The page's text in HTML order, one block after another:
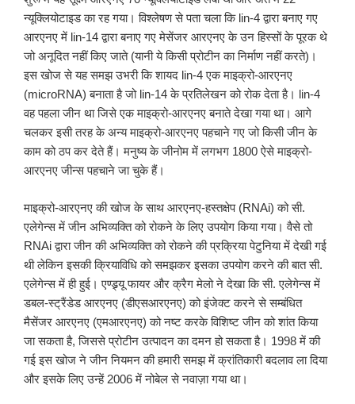
न्यूक्लियोटाइड का रह गया। विश्लेषण से पता चला कि lin-4 द्वारा बनाए गए
आरएनए में lin-14 द्वारा बनाए गए मेसेंजर आरएनए के उन हिस्सों के पूरक थे
जो अनूदित नहीं किए जाते (यानी ये किसी प्रोटीन का निर्माण नहीं करते)।
इस खोज से यह समझ उभरी कि शायद lin-4 एक माइक्रो-आरएनए
(microRNA) बनाता है जो lin-14 के प्रतिलेखन को रोक देता है। lin-4
वह पहला जीन था जिसे एक माइक्रो-आरएनए बनाते देखा गया था। आगे
चलकर इसी तरह के अन्य माइक्रो-आरएनए पहचाने गए जो किसी जीन के
काम को ठप कर देते हैं। मनुष्य के जीनोम में लगभग 1800 ऐसे माइक्रो-
आरएनए जीन्स पहचाने जा चुके हैं।
माइक्रो-आरएनए की खोज के साथ आरएनए-हस्तक्षेप (RNAi) को सी.
एलेगेन्स में जीन अभिव्यक्ति को रोकने के लिए उपयोग किया गया। वैसे तो
RNAi द्वारा जीन की अभिव्यक्ति को रोकने की प्रक्रिया पेटुनिया में देखी गई
थी लेकिन इसकी क्रियाविधि को समझकर इसका उपयोग करने की बात सी.
एलेगेन्स में ही हुई। एण्ड्र्यू फायर और क्रैग मेलो ने देखा कि सी. एलेगेन्स में
डबल-स्ट्रैंडेड आरएनए (डीएसआरएनए) को इंजेक्ट करने से सम्बंधित
मैसेंजर आरएनए (एमआरएनए) को नष्ट करके विशिष्ट जीन को शांत किया
जा सकता है, जिससे प्रोटीन उत्पादन का दमन हो सकता है। 1998 में की
गई इस खोज ने जीन नियमन की हमारी समझ में क्रांतिकारी बदलाव ला दिया
और इसके लिए उन्हें 2006 में नोबेल से नवाज़ा गया था।